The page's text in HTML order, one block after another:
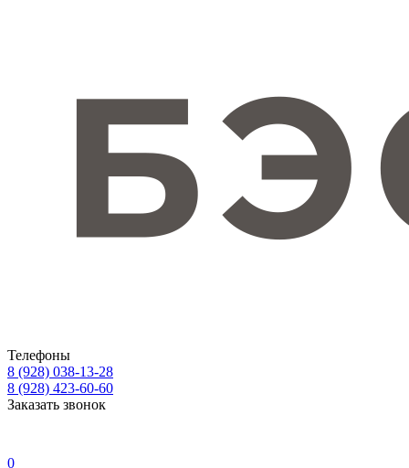
Телефоны
8 (928) 038-13-28
8 (928) 423-60-60
Заказать звонок
0